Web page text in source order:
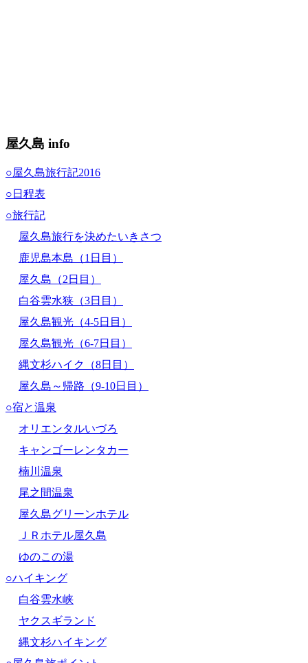
屋久島 info
○屋久島旅行記2016
○日程表
○旅行記
屋久島旅行を決めたいきさつ
鹿児島本島（1日目）
屋久島（2日目）
白谷雲水狭（3日目）
屋久島観光（4-5日目）
屋久島観光（6-7日目）
縄文杉ハイク（8日目）
屋久島～帰路（9-10日目）
○宿と温泉
オリエンタルいづろ
キャンゴーレンタカー
楠川温泉
尾之間温泉
屋久島グリーンホテル
ＪＲホテル屋久島
ゆのこの湯
○ハイキング
白谷雲水峡
ヤクスギランド
縄文杉ハイキング